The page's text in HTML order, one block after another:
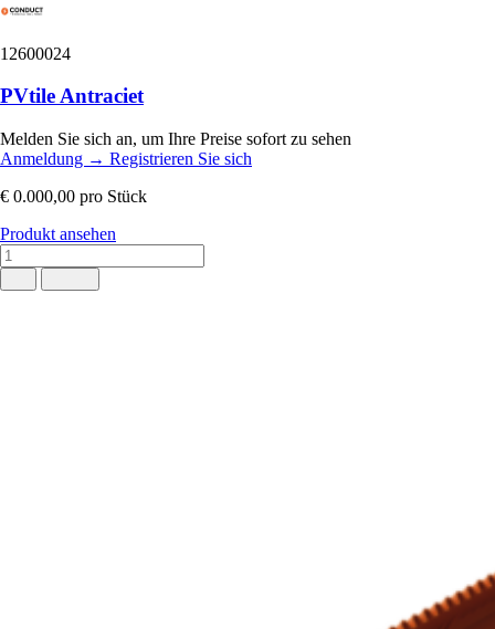
12600024
PVtile Antraciet
Melden Sie sich an, um Ihre Preise sofort zu sehen
Anmeldung → Registrieren Sie sich
€ 0.000,00 pro Stück
Produkt ansehen